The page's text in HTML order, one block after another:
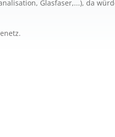
Glasfaser,...), da